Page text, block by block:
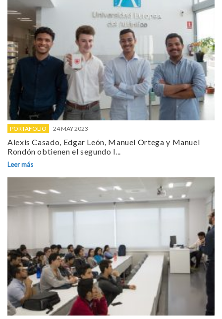
PORTAFOLIO 24 MAY 2023
Alexis Casado, Edgar León, Manuel Ortega y Manuel
Rondón obtienen el segundo l...
Leer más